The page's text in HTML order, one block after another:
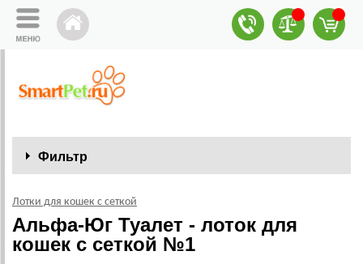
Фильтр
Лотки для кошек с сеткой
Альфа-Юг Туалет - лоток для
кошек с сеткой №1